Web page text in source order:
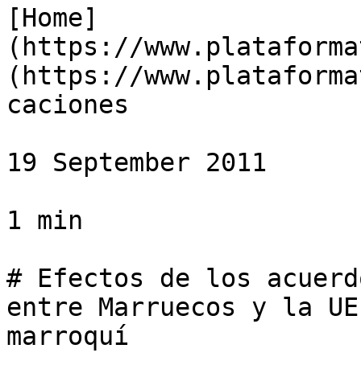
[Home]
(https://
(https://
caciones
19 September 2011
1 min
# Efectos de los
entre Marruecos y la
marroquí